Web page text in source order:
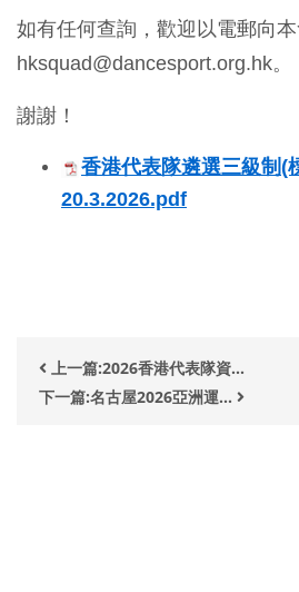
如有任何查詢，歡迎以電郵向
hksquad@dancesport.org.hk。
謝謝！
香港代表隊遴選三級制(
20.3.2026.pdf
上一篇:2026香港代表隊資...
下一篇:名古屋2026亞洲運...